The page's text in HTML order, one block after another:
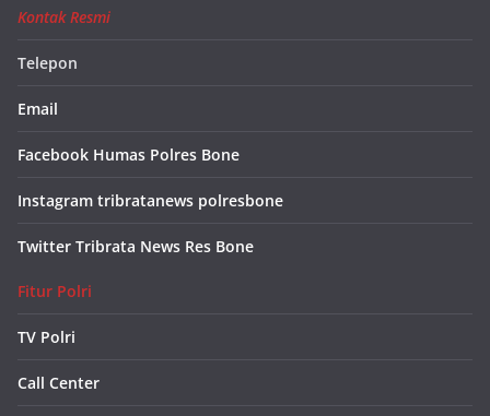
Kontak Resmi
Telepon
Email
Facebook Humas Polres Bone
Instagram tribratanews polresbone
Twitter Tribrata News Res Bone
Fitur Polri
TV Polri
Call Center